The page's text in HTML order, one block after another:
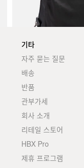
기타
자주 묻는 질문
배송
반품
관부가세
회사 소개
리테일 스토어
HBX Pro
제휴 프로그램